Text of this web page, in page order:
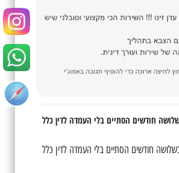
חודשים הסתיים בלי העמדה לדין כלל
חודשים הסתיים בלי העמדה לדין כלל